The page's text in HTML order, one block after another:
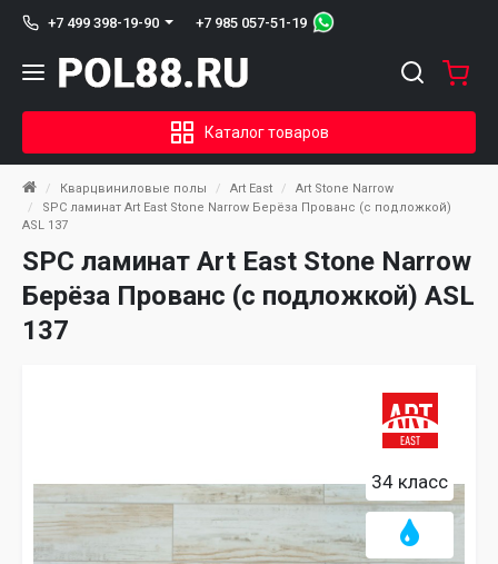
+7 499 398-19-90 +7 985 057-51-19
Каталог товаров
Кварцвиниловые полы Art East
Art Stone Narrow
SPC ламинат Art East Stone Narrow Берёза Прованс (с подложкой)
ASL 137
SPC ламинат Art East Stone Narrow
Берёза Прованс (с подложкой) ASL
137
34 класс